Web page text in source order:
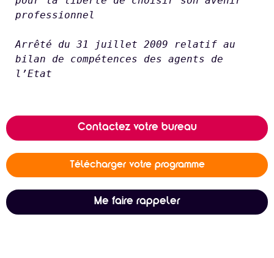
professionnel
Arrêté du 31 juillet 2009 relatif au
bilan de compétences des agents de
l’Etat
Contactez votre bureau
Télécharger votre programme
Me faire rappeler